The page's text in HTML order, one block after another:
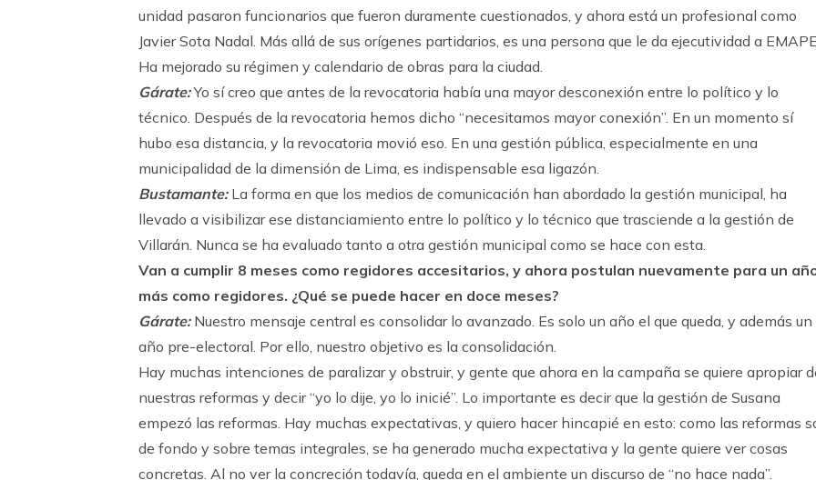
unidad pasaron funcionarios que fueron duramente cuestionados, y ahora está un profesional como
Javier Sota Nadal. Más allá de sus orígenes partidarios, es una persona que le da ejecutividad a
Ha mejorado su régimen y calendario de obras para la ciudad.
Gárate:Yo sí creo que antes de la revocatoria había una mayor desconexión entre lo político y lo
técnico. Después de la revocatoria hemos dicho “necesitamos mayor conexión”. En un momento sí
hubo esa distancia, y la revocatoria movió eso. En una gestión pública, especialmente en una
municipalidad de la dimensión de Lima, es indispensable esa ligazón.
Bustamante:La forma en que los medios de comunicación han abordado la gestión municipal, ha
llevado a visibilizar ese distanciamiento entre lo político y lo técnico que trasciende a la gestión de
Villarán. Nunca se ha evaluado tanto a otra gestión municipal como se hace con esta.
Van a cumplir 8 meses como regidores accesitarios, y ahora postulan nuevamente para un
más como regidores. ¿Qué se puede hacer en doce meses?
Gárate: Nuestro mensaje central es consolidar lo avanzado. Es solo un año el que queda, y además un
año pre-electoral. Por ello, nuestro objetivo es la consolidación.
Hay muchas intenciones de paralizar y obstruir, y gente que ahora en la campaña se quiere apropiar
nuestras reformas y decir “yo lo dije, yo lo inicié”. Lo importante es decir que la gestión de Susana
empezó las reformas. Hay muchas expectativas, y quiero hacer hincapié en esto: como las reformas
de fondo y sobre temas integrales, se ha generado mucha expectativa y la gente quiere ver cosas
concretas. Al no ver la concreción todavía, queda en el ambiente un discurso de “no hace nada”.